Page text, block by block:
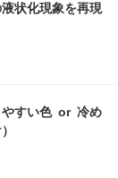
状化現象を再現
やすい色 or 冷め